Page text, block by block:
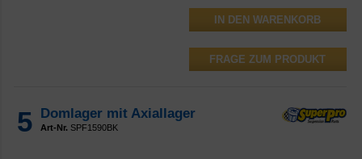
FRAGE ZUM PRODUKT
5 Domlager mit Axiallager
Art-Nr. SPF1590BK